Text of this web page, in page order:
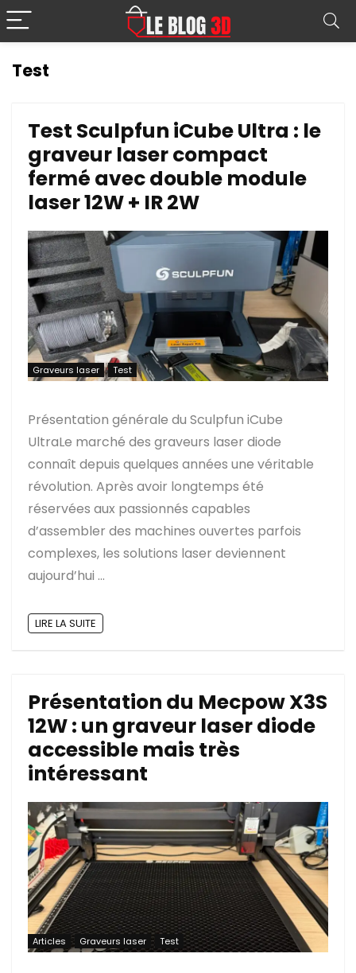
Test
Test Sculpfun iCube Ultra : le
graveur laser compact
fermé avec double module
laser 12W + IR 2W
Graveurs laser Test
Présentation générale du Sculpfun iCube
UltraLe marché des graveurs laser diode
connaît depuis quelques années une véritable
révolution. Après avoir longtemps été
réservées aux passionnés capables
d’assembler des machines ouvertes parfois
complexes, les solutions laser deviennent
aujourd’hui ...
LIRE LA SUITE
Présentation du Mecpow X3S
12W : un graveur laser diode
accessible mais très
intéressant
Articles Graveurs laser Test